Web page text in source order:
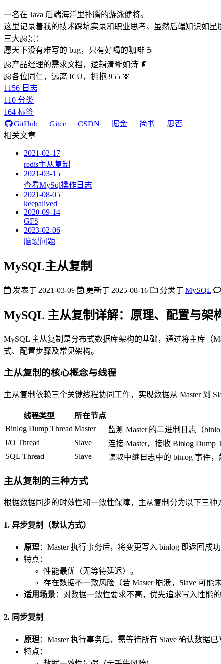
一名在 Java 后端海洋里扑腾的游泳健将。
这里记录着我的技术踩坑实录和职业思考。虽然后端知识如星
三大愿景：
愿天下没有难写的 bug，只有好喝的咖啡 ☕️
愿产品经理的需求文档，逻辑清晰如诗 📄
愿各位同仁，远离 ICU，拥抱 955 🫶
1156 日志
110 分类
164 标签
GitHub
Gitee CSDN 掘金 简书
思否
相关文章
2021-02-17
redis主从复制
2021-03-15
查看MySql操作日志
2021-08-05
keepalived
2020-09-14
GFS
2023-02-06
脑裂问题
MySQL主从复制
发表于 2021-03-09 更新于 2025-08-16 分类于 MySQL
MySQL 主从复制详解：原理、配置与架
MySQL 主从复制是分布式数据库架构的基础，通过将主库（
式、配置步骤及常见架构。
主从复制的核心概念与线程
主从复制依赖三个关键线程协同工作，实现数据从 Master 到
线程类型
所在节点
Binlog Dump Thread Master
监测 Master 的二进制日志（
I/O Thread
Slave
连接 Master，接收 Binlog Dump
SQL Thread
Slave 读取中继日志中的 binlog 事件
主从复制的三种方式
根据数据同步的时效性和一致性保障，主从复制分为以下三种
1. 异步复制（默认方式）
原理：Master 执行事务后，将变更写入 binlog 即返回成
特点：
性能最优（无等待延迟）。
存在数据不一致风险（若 Master 崩溃，Slave 可能
适用场景：对数据一致性要求不高，优先追求写入性能
2. 同步复制
原理：Master 执行事务后，需等待所有 Slave 确认数据
特点：